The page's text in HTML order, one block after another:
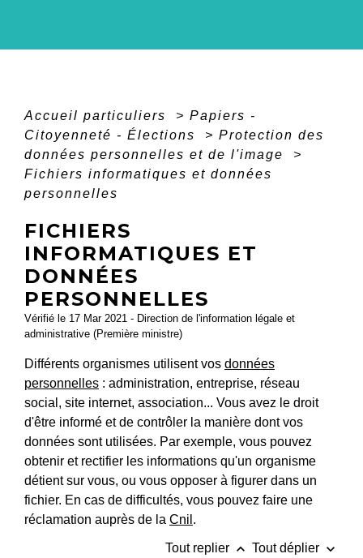
Accueil particuliers > Papiers -
Citoyenneté - Élections
> Protection des
données personnelles et de l'image
>
Fichiers informatiques et données
personnelles
FICHIERS
INFORMATIQUES ET
DONNÉES
PERSONNELLES
Vérifié le 17 Mar 2021 - Direction de l'information légale et
administrative (Première ministre)
Différents organismes utilisent vos données
personnelles : administration, entreprise, réseau
social, site internet, association... Vous avez le droit
d'être informé et de contrôler la manière dont vos
données sont utilisées. Par exemple, vous pouvez
obtenir et rectifier les informations qu'un organisme
détient sur vous, ou vous opposer à figurer dans un
fichier. En cas de difficultés, vous pouvez faire une
réclamation auprès de la Cnil .
Tout replier keyboard_arrow_up Tout déplier keyboard_arrow_down